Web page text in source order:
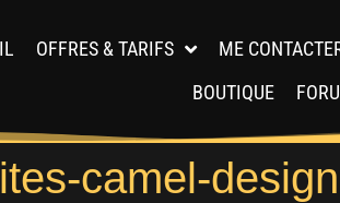
OFFRES & TARIFS ME
BOUTIQUE
camel-design